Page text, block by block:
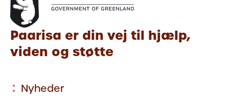
Paarisa er din vej til hjælp,
viden og støtte
Nyheder